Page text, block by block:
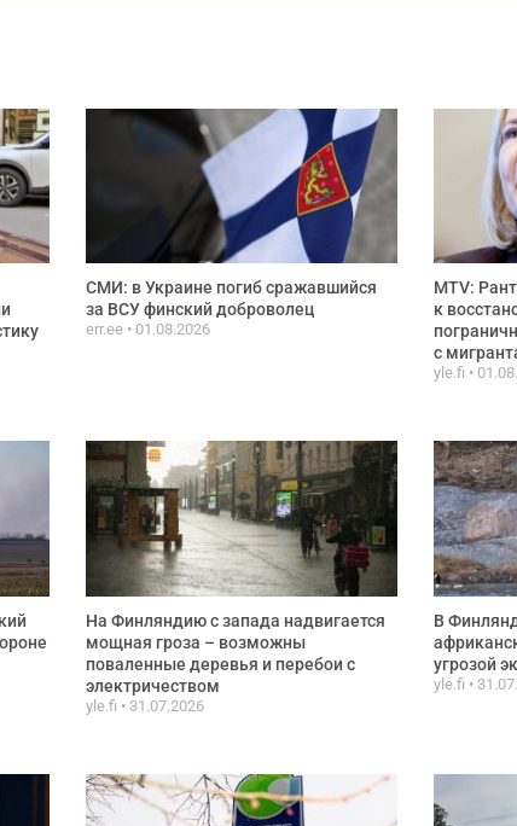
СМИ: в Украине погиб сражавшийся
за ВСУ финский доброволец
err.ee 01.08.2026
MTV:
к
с
yle.fi
На Финляндию с запада надвигается
мощная гроза – возможны
поваленные деревья и перебои с
электричеством
yle.fi 31.07.2026
В
угрозой
yle.fi